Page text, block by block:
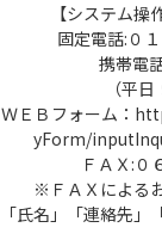
【システム操
固定電話:０
携帯電
（平日
ＷＥＢフォーム：
yForm/
ＦＡＸ:０
※ＦＡＸによる
「氏名」「連絡先